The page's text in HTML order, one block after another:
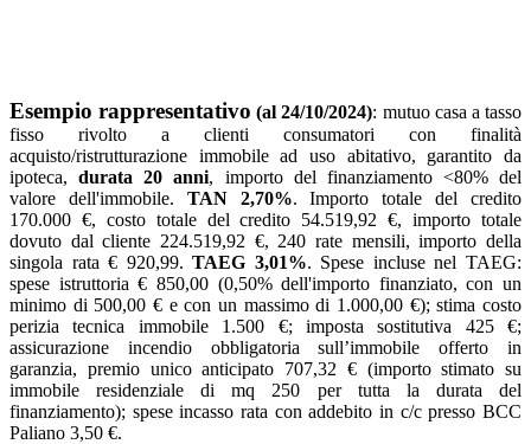
Esempio rappresentativo (al 24/10/2024): mutuo casa a tasso
fisso rivolto a clienti consumatori con finalità
acquisto/ristrutturazione immobile ad uso abitativo, garantito da
ipoteca,durata 20 anni, importo del finanziamento <80% del
valore dell'immobile. TAN 2,70%. Importo totale del credito
170.000 €, costo totale del credito 54.519,92 €, importo totale
dovuto dal cliente 224.519,92 €, 240 rate mensili, importo della
singola rata € 920,99.TAEG 3,01%. Spese incluse nel TAEG:
spese istruttoria € 850,00 (0,50% dell'importo finanziato, con un
minimo di 500,00 € e con un massimo di 1.000,00 €); stima costo
perizia tecnica immobile 1.500 €; imposta sostitutiva 425 €;
assicurazione incendio obbligatoria sull’immobile offerto in
garanzia, premio unico anticipato 707,32 € (importo stimato su
immobile residenziale di mq 250 per tutta la durata del
finanziamento); spese incasso rata con addebito in c/c presso BCC
Paliano 3,50 €.